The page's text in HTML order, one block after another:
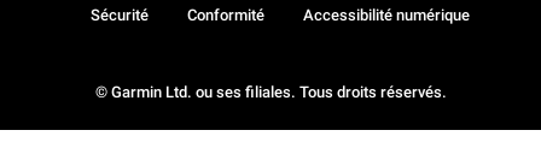
© Garmin Ltd. ou ses filiales. Tous droits réservés.
Sécurité Conformité Accessibilité numérique